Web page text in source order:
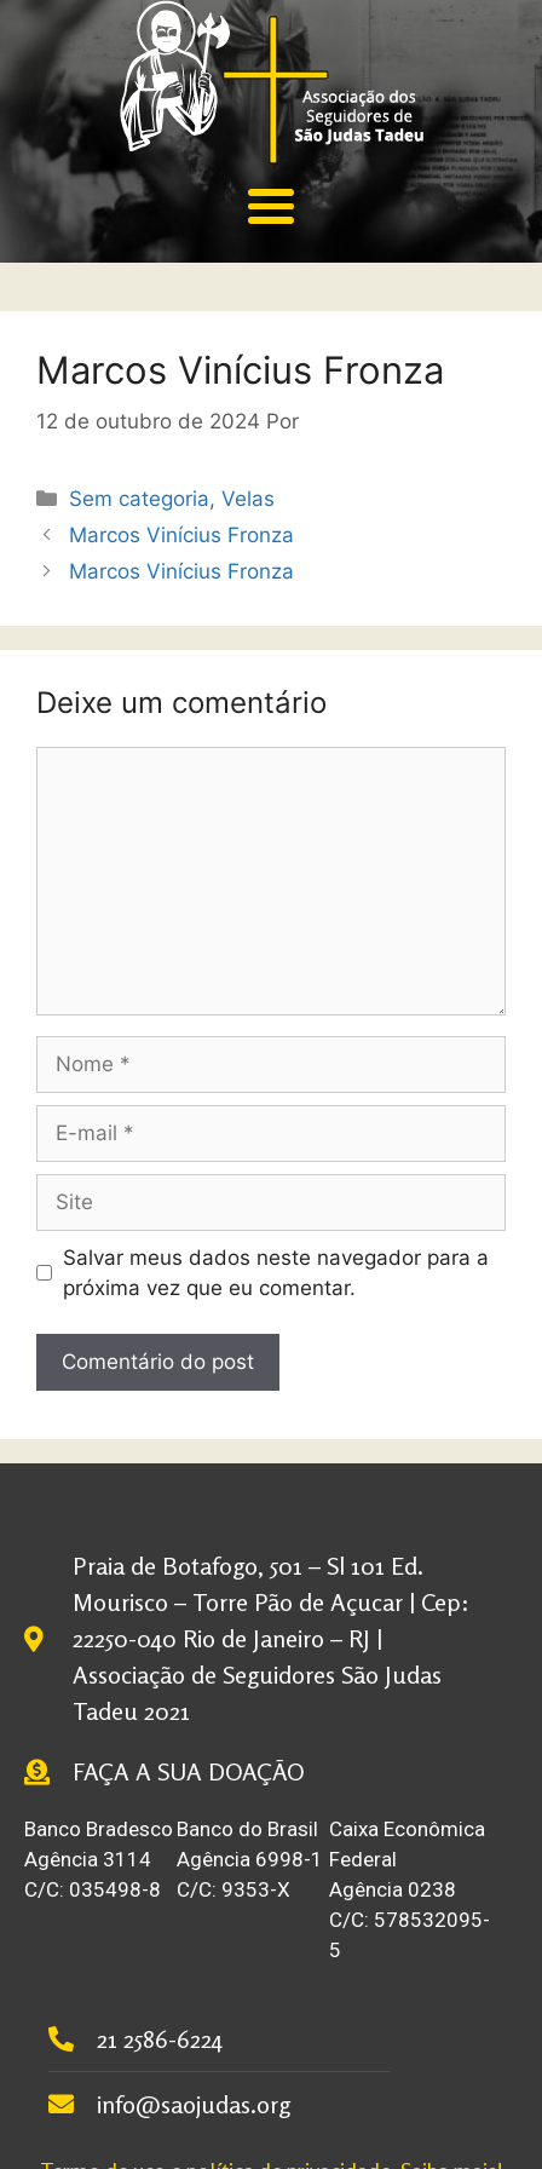
Marcos Vinícius Fronza
12 de outubro de 2024 Por
Sem categoria,Velas
Marcos Vinícius Fronza
Marcos Vinícius Fronza
Deixe um comentário
Salvar meus dados neste navegador para a
próxima vez que eu comentar.
Praia de Botafogo, 501 – Sl 101 Ed.
Mourisco – Torre Pão de Açucar | Cep:
22250-040 Rio de Janeiro – RJ |
Associação de Seguidores São Judas
Tadeu 2021
FAÇA A SUA DOAÇÃO
Banco Bradesco
Agência 3114
C/C: 035498-8
Banco do Brasil
Agência 6998-1
C/C: 9353-X
Caixa Econômica
Federal
Agência 0238
C/C: 578532095-
5
21 2586-6224
info@saojudas.org